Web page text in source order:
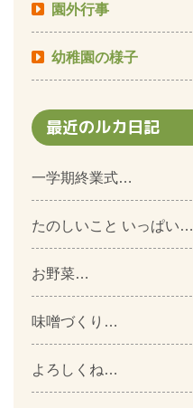
園外行事
幼稚園の様子
最近のルカ日記
一学期終業式…
たのしいこと いっぱい…
お野菜…
味噌づくり…
よろしくね…